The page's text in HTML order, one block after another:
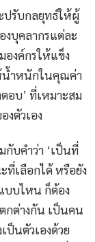
ปรับกลยุทธ์ให้ผู้
งบุคลากรแต่ละ
องค์กรให้แข็ง
น้ำหนักในคุณค่า
อบ’ ที่เหมาะสม
ตัวเอง
กับคำว่า ‘เป็นที่
ที่เลือกได้ หรือยัง
บบไหน ก็ต้อง
กต่างกัน เป็นคน
ป็นตัวเองด้วย